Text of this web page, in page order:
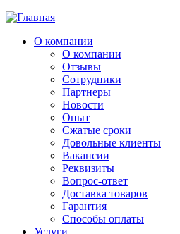
О компании
О компании
Отзывы
Сотрудники
Партнеры
Новости
Опыт
Сжатые сроки
Довольные клиенты
Вакансии
Реквизиты
Вопрос-ответ
Доставка товаров
Гарантия
Способы оплаты
Услуги